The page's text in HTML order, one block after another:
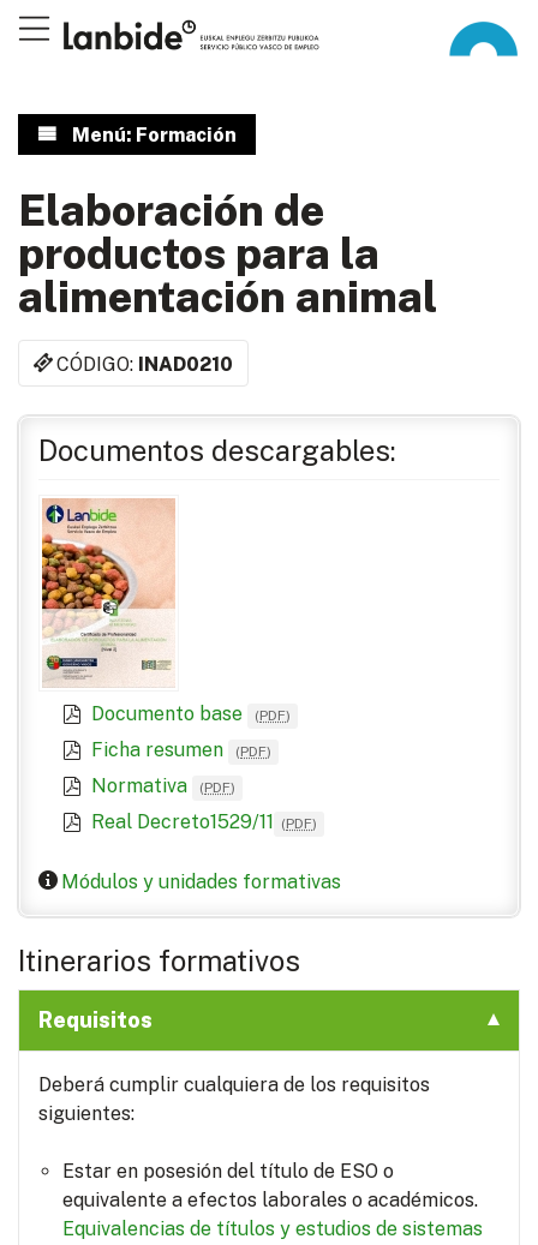
Menú: Formación
Elaboración de
productos para la
alimentación animal
CÓDIGO: INAD0210
Documentos descargables:
Documento base (PDF)
Ficha resumen (PDF)
Normativa (PDF)
Real Decreto1529/11 (PDF)
Módulos y unidades formativas
Itinerarios formativos
Requisitos
Deberá cumplir cualquiera de los requisitos
siguientes:
Estar en posesión del título de ESO o
equivalente a efectos laborales o académicos.
Equivalencias de títulos y estudios de sistemas